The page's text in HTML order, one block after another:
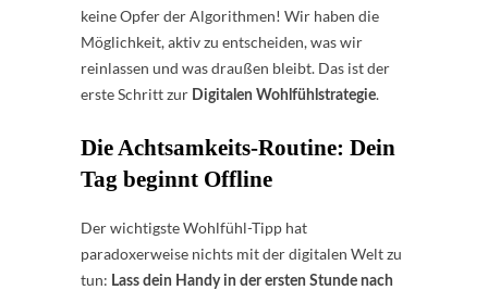
keine Opfer der Algorithmen! Wir haben die
Möglichkeit, aktiv zu entscheiden, was wir
reinlassen und was draußen bleibt. Das ist der
erste Schritt zur Digitalen Wohlfühlstrategie.
Die Achtsamkeits-Routine: Dein
Tag beginnt Offline
Der wichtigste Wohlfühl-Tipp hat
paradoxerweise nichts mit der digitalen Welt zu
tun: Lass dein Handy in der ersten Stunde nach